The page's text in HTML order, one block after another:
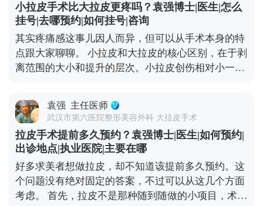
小拉皮手术比大拉皮更疼吗？袁强博士|医生|怎么
挂号|去哪预约|如何挂号|咨询
其实疼痛感这事儿因人而异，但可以从手术本身的特
点跟大家聊聊。 小拉皮和大拉皮的核心区别，在于剥
离范围的大小和提升的层次。小拉皮创伤相对小一
人耐受力、术中麻醉效果和术后护理。 不管是小拉皮
还是大拉皮，术中都会用麻醉，手术过程中是完全不
疼的。术后的疼痛感主要集中在恢复初期，但可以通
过药物和物理方式缓解。我都会跟患者交代，术后多
休息、按时吃药、避免剧烈活动，这样疼痛感会明显
减轻。 所以大家不用因为怕疼就纠结选哪种术式，关
键还是要根据自己的衰老程度和预期效果，选适合自
袁强 主任医师
武汉市第六医院整形美容外科 大拉皮手术
拉皮手术提前多久预约？袁强博士|医生|如何预约|
出诊地点|执业医院|主要在哪
好多求美者想做拉皮，却不知道该提前多久预约。这
个问题没有绝对固定的答案，不过可以从这几个方面
考虑。 首先，拉皮不是那种随到随做的小项目，术前